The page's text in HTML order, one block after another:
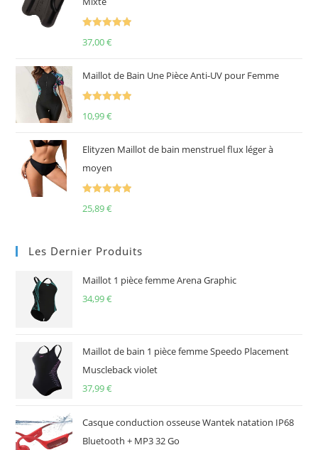
37,00€
Maillot de Bain Une Pièce Anti-UV pour Femme
10,99€
Elityzen Maillot de bain menstruel flux léger à
moyen
25,89€
Les Dernier Produits
Maillot 1 pièce femme Arena Graphic
34,99€
Maillot de bain 1 pièce femme Speedo Placement
Muscleback violet
37,99€
Casque conduction osseuse Wantek natation IP68
Bluetooth + MP3 32 Go